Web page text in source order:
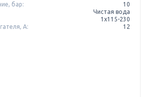
бар:
10
Чистая вода
1x115-230
А:
12